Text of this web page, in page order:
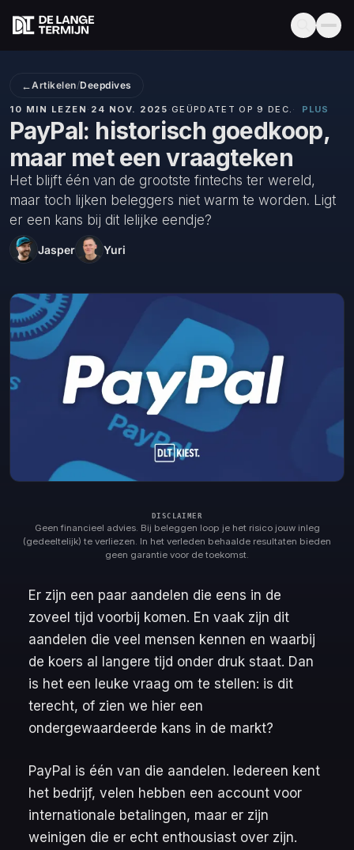
←Artikelen/Deepdives
10 MIN LEZEN · 24 NOV. 2025 ·GEÜPDATET OP 9 DEC. · PLUS
PayPal: historisch goedkoop,
maar met een vraagteken
Het blijft één van de grootste fintechs ter wereld,
maar toch lijken beleggers niet warm te worden. Ligt
er een kans bij dit lelijke eendje?
Jasper Yuri
Geen financieel advies. Bij beleggen loop je het risico jouw inleg
(gedeeltelijk) te verliezen. In het verleden behaalde resultaten bieden
geen garantie voor de toekomst.
Er zijn een paar aandelen die eens in de
zoveel tijd voorbij komen. En vaak zijn dit
aandelen die veel mensen kennen en waarbij
de koers al langere tijd onder druk staat. Dan
is het een leuke vraag om te stellen: is dit
terecht, of zien we hier een
ondergewaardeerde kans in de markt?
PayPal is één van die aandelen. Iedereen kent
het bedrijf, velen hebben een account voor
internationale betalingen, maar er zijn
weinigen die er echt enthousiast over zijn.